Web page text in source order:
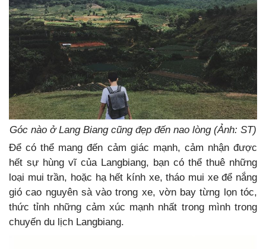
Góc nào ở Lang Biang cũng đẹp đến nao lòng (Ảnh: ST)
Để có thể mang đến cảm giác mạnh, cảm nhận được
hết sự hùng vĩ của Langbiang, bạn có thể thuê những
loại mui trần, hoặc hạ hết kính xe, tháo mui xe để nắng
gió cao nguyên sà vào trong xe, vờn bay từng lọn tóc,
thức tỉnh những cảm xúc mạnh nhất trong mình trong
chuyến du lịch Langbiang.